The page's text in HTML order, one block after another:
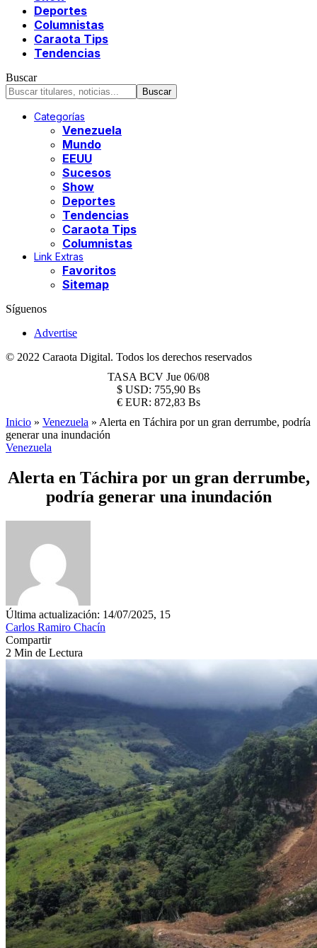
Deportes
Columnistas
Caraota Tips
Tendencias
Buscar
Categorías
Venezuela
Mundo
EEUU
Sucesos
Show
Deportes
Tendencias
Caraota Tips
Columnistas
Link Extras
Favoritos
Sitemap
Síguenos
Advertise
© 2022 Caraota Digital. Todos los derechos reservados
TASA BCV Jue 06/08
$ USD: 755,90 Bs
€ EUR: 872,83 Bs
Inicio » Venezuela » Alerta en Táchira por un gran derrumbe, podría
generar una inundación
Venezuela
Alerta en Táchira por un gran derrumbe,
podría generar una inundación
Última actualización: 14/07/2025, 15
Carlos Ramiro Chacín
Compartir
2 Min de Lectura